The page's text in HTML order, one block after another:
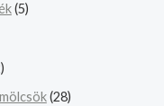
(5)
(28)